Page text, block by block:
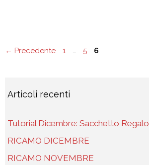
← Precedente Pagina
1 … Pagina
5 Pagina
6
Articoli recenti
Tutorial Dicembre: Sacchetto Regalo
RICAMO DICEMBRE
RICAMO NOVEMBRE